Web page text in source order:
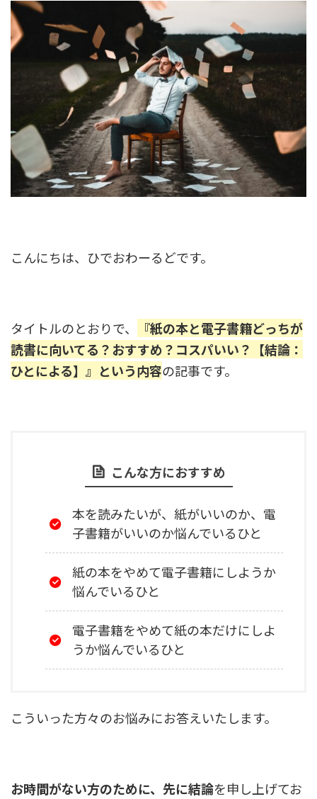
こんにちは、ひでおわーるどです。
タイトルのとおりで、
『紙の本と電子書籍どっちが
読書に向いてる？おすすめ？コスパいい？【結論：
ひとによる】』という内容の記事です。
こんな方におすすめ
本を読みたいが、紙がいいのか、電
子書籍がいいのか悩んでいるひと
紙の本をやめて電子書籍にしようか
悩んでいるひと
電子書籍をやめて紙の本だけにしよ
うか悩んでいるひと
こういった方々のお悩みにお答えいたします。
お時間がない方のために、先に結論を申し上げてお